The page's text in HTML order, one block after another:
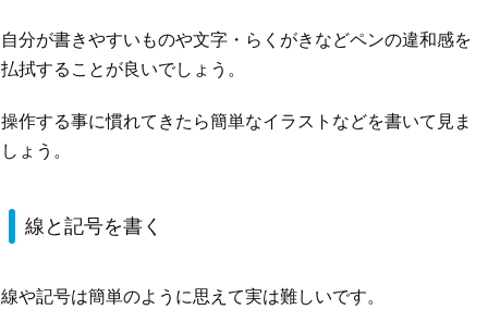
自分が書きやすいものや文字・らくがきなどペンの違和感を
払拭することが良いでしょう。
操作する事に慣れてきたら簡単なイラストなどを書いて見ま
しょう。
線と記号を書く
線や記号は簡単のように思えて実は難しいです。